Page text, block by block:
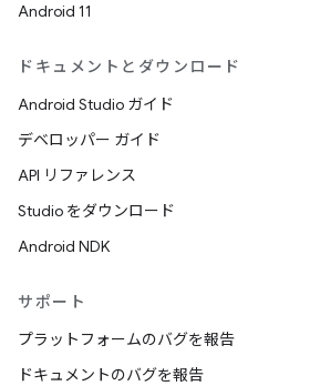
Android 11
ドキュメントとダウンロード
Android Studio ガイド
デベロッパー ガイド
API リファレンス
Studio をダウンロード
Android NDK
サポート
プラットフォームのバグを報告
ドキュメントのバグを報告